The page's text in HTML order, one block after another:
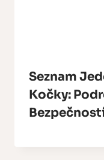
Seznam
Kočky: